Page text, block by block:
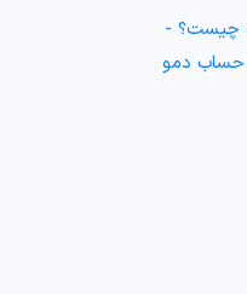
چیست؟ -
حساب دمو